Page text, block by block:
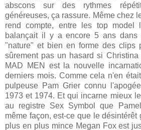
abscons sur des rythmes
généreuses, ça rassure. Même chez
rend compte, entre les top model
balançait il y a encore 5 ans
"nature" et bien en forme des clips
sûrement pas un hasard si
MAD MEN est la nouvelle
derniers mois. Comme cela n'en
pulpeuse Pam Grier connu
1973 et 1974. Et qui incarne mieux
au registre Sex Symbol que
même façon, est-ce que le
plus en plus mince Megan Fox est